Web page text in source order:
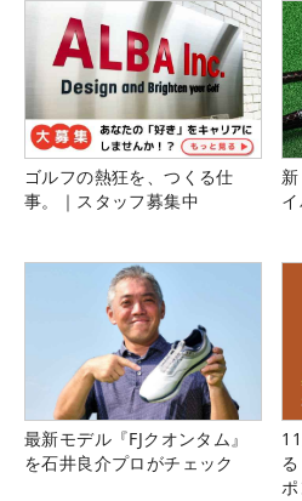
ゴルフの熱狂を、つくる仕
事。｜スタッフ募集中
最新モデル『FJクオンタム』
を石井良介プロがチェック
ポ